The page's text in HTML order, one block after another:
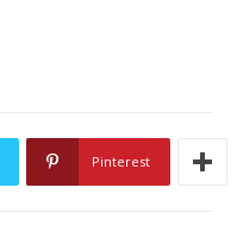
Pinterest